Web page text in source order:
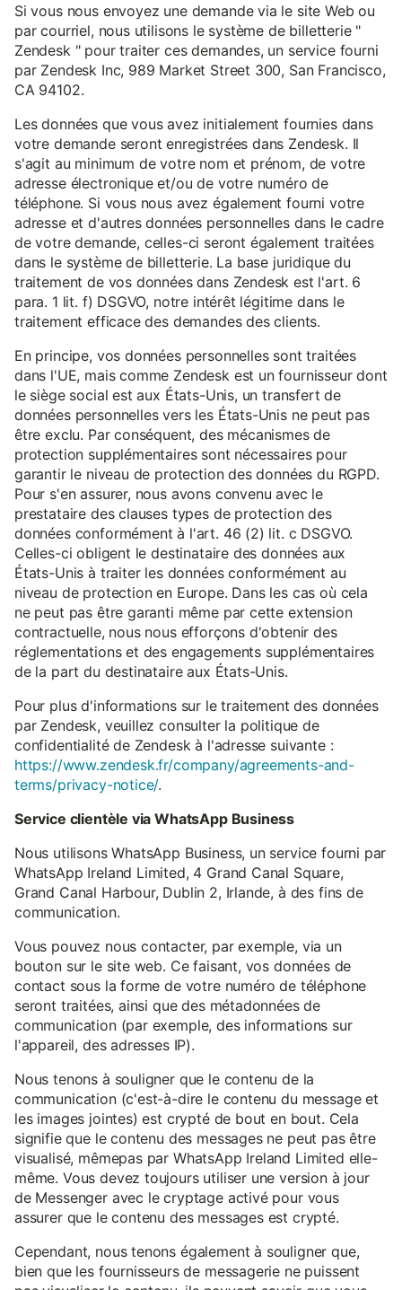
Si vous nous envoyez une demande via le site Web ou
par courriel, nous utilisons le système de billetterie "
Zendesk " pour traiter ces demandes, un service fourni
par Zendesk Inc, 989 Market Street 300, San Francisco,
CA 94102.
Les données que vous avez initialement fournies dans
votre demande seront enregistrées dans Zendesk. Il
s'agit au minimum de votre nom et prénom, de votre
adresse électronique et/ou de votre numéro de
téléphone. Si vous nous avez également fourni votre
adresse et d'autres données personnelles dans le cadre
de votre demande, celles-ci seront également traitées
dans le système de billetterie. La base juridique du
traitement de vos données dans Zendesk est l'art. 6
para. 1 lit. f) DSGVO, notre intérêt légitime dans le
traitement efficace des demandes des clients.
En principe, vos données personnelles sont traitées
dans l'UE, mais comme Zendesk est un fournisseur dont
le siège social est aux États-Unis, un transfert de
données personnelles vers les États-Unis ne peut pas
être exclu. Par conséquent, des mécanismes de
protection supplémentaires sont nécessaires pour
garantir le niveau de protection des données du RGPD.
Pour s'en assurer, nous avons convenu avec le
prestataire des clauses types de protection des
données conformément à l'art. 46 (2) lit. c DSGVO.
Celles-ci obligent le destinataire des données aux
États-Unis à traiter les données conformément au
niveau de protection en Europe. Dans les cas où cela
ne peut pas être garanti même par cette extension
contractuelle, nous nous efforçons d'obtenir des
réglementations et des engagements supplémentaires
de la part du destinataire aux États-Unis.
Pour plus d'informations sur le traitement des données
par Zendesk, veuillez consulter la politique de
confidentialité de Zendesk à l'adresse suivante :
https://www.zendesk.fr/company/agreements-and-
terms/privacy-notice/.
Service clientèle via WhatsApp Business
Nous utilisons WhatsApp Business, un service fourni par
WhatsApp Ireland Limited, 4 Grand Canal Square,
Grand Canal Harbour, Dublin 2, Irlande, à des fins de
communication.
Vous pouvez nous contacter, par exemple, via un
bouton sur le site web. Ce faisant, vos données de
contact sous la forme de votre numéro de téléphone
seront traitées, ainsi que des métadonnées de
communication (par exemple, des informations sur
l'appareil, des adresses IP).
Nous tenons à souligner que le contenu de la
communication (c'est-à-dire le contenu du message et
les images jointes) est crypté de bout en bout. Cela
signifie que le contenu des messages ne peut pas être
visualisé, mêmepas par WhatsApp Ireland Limited elle-
même. Vous devez toujours utiliser une version à jour
de Messenger avec le cryptage activé pour vous
assurer que le contenu des messages est crypté.
Cependant, nous tenons également à souligner que,
bien que les fournisseurs de messagerie ne puissent